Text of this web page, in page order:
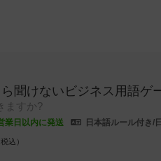
聞けないビジネス用語ゲ
ますか?
業日以内に発送 日本語ルール付き/
税込）